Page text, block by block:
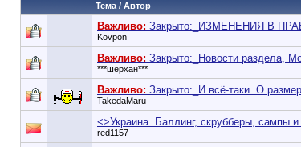
Тема / Автор
Важливо: Закрыто:_ ИЗМЕНЕНИЯ В
Kovpon
Важливо: Закрыто:_ Новости раздела,
***шерхан***
Важливо: Закрыто:_ И всё-таки. О
TakedaMaru
<>Украина. Баллинг, скрубберы, сампы и
red1157